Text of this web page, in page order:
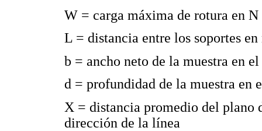
W = carga máxima de rotura en
L = distancia entre los soportes en
b = ancho neto de la muestra en
d = profundidad de la muestra en
X = distancia promedio del plano
dirección de la línea